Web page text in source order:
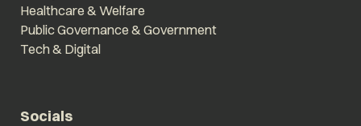
Healthcare & Welfare
Public Governance & Government
Tech & Digital
Socials